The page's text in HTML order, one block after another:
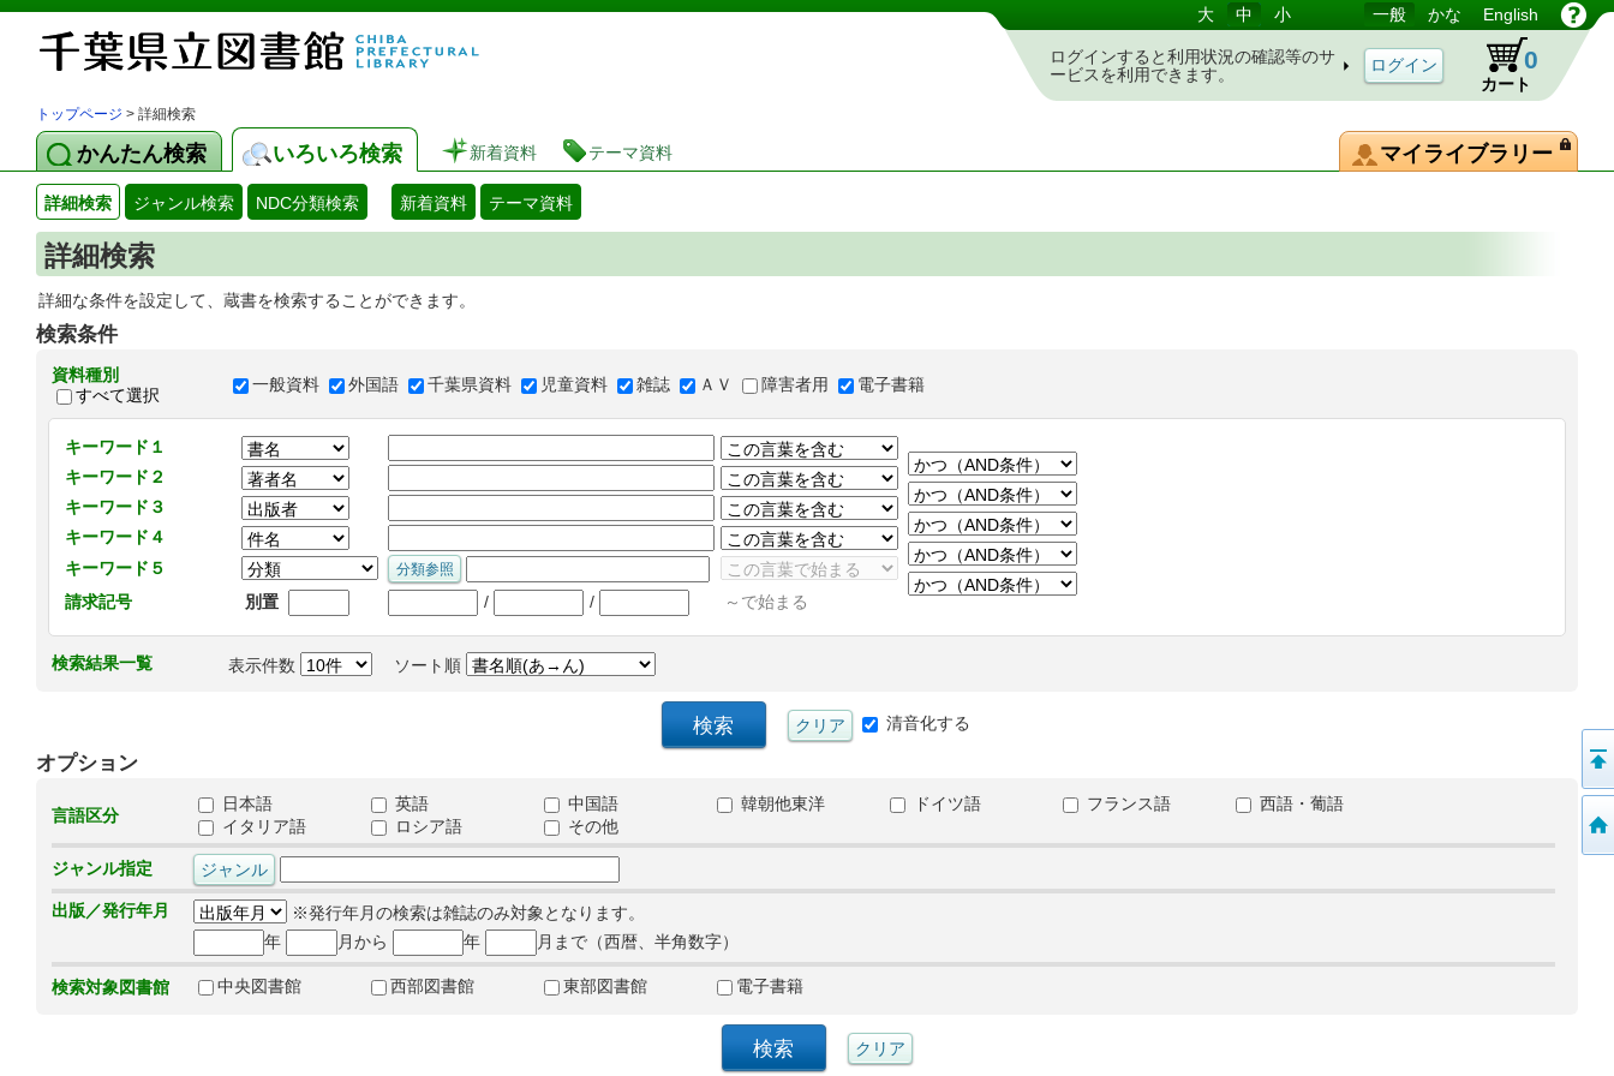
図書館 蔵書検索・予約システム 大 中 小 一般 かな English
ログインすると利用状況の確認等のサ
ービスを利用できます。
カート
0
トップページ > 詳細検索
かんたん検索 いろいろ検索 新着資料 テーマ資料 マイライブラリー
詳細検索 ジャンル検索 NDC分類検索 新着資料 テーマ資料
詳細検索
詳細な条件を設定して、蔵書を検索することができます。
検索条件
資料種別
すべて選択
一般資料 外国語 千葉県資料 児童資料 雑誌 ＡＶ 障害者用 電子書籍
キーワード１
キーワード２
キーワード３
キーワード４
キーワード５
請求記号
別置 / / ～で始まる
検索結果一覧 表示件数 ソート順
清音化する
オプション
言語区分
日本語 英語 中国語 韓朝他東洋 ドイツ語 フランス語
西語・葡語
イタリア語
ロシア語 その他
ジャンル指定
出版／発行年月
※発行年月の検索は雑誌のみ対象となります。
年
月から 年 月まで（西暦、半角数字）
検索対象図書館 中央図書館 西部図書館 東部図書館 電子書籍